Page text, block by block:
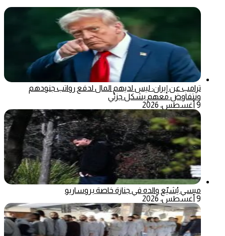
ترامب عن إيران: ليس لديهم المال لدفع رواتب جنودهم
ونتفاوض معهم بشكل جزئي
9 أغسطس، 2026
ميسي يُشيّع والده في جنازة خاصة بروساريو
9 أغسطس، 2026